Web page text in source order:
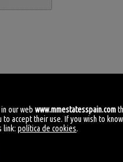
in our webwww.mmestatesspain.com
accept their use. If you wish to know
link:política de cookies.